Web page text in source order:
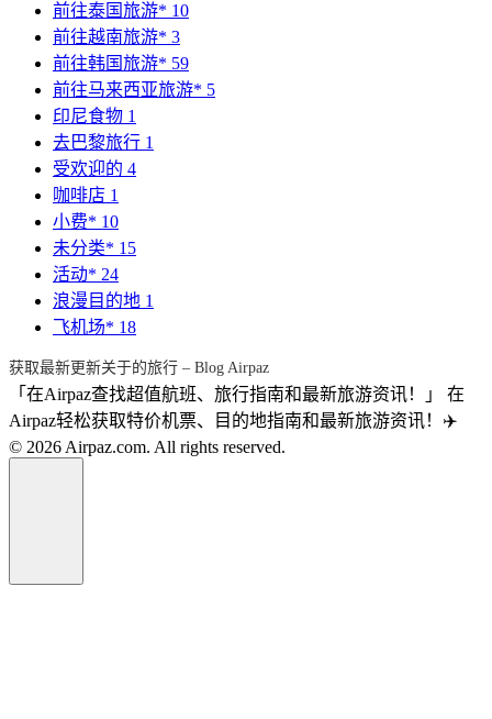
前往泰国旅游* 10
前往越南旅游* 3
前往韩国旅游* 59
前往马来西亚旅游* 5
印尼食物 1
去巴黎旅行 1
受欢迎的 4
咖啡店 1
小费* 10
未分类* 15
活动* 24
浪漫目的地 1
飞机场* 18
获取最新更新关于的旅行 – Blog Airpaz
「在Airpaz查找超值航班、旅行指南和最新旅游资讯！」 在
Airpaz轻松获取特价机票、目的地指南和最新旅游资讯！✈️
© 2026 Airpaz.com. All rights reserved.